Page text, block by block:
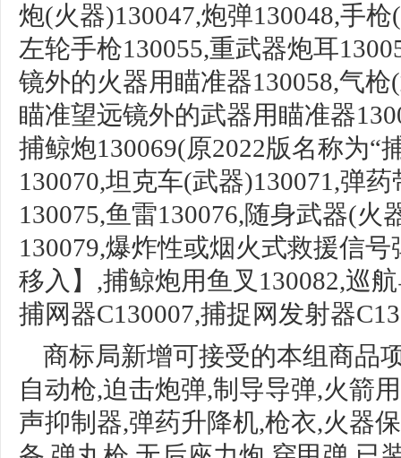
炮(火器)130047,炮弹130048,手枪
左轮手枪130055,重武器炮耳
镜外的火器用瞄准器130058,气枪
瞄准望远镜外的武器用瞄准器
捕鲸炮130069(原2022版名称为“
130070,坦克车(武器)130071,弹
130075,鱼雷130076,随身武器(火
130079,爆炸性或烟火式救援信号
移入】,捕鲸炮用鱼叉 130082,巡航
捕网器C130007,捕捉网发射器
商标局新增可接受的本组商品
自动枪,迫击炮弹,制导导弹,火箭
声抑制器,弹药升降机,枪衣,火器